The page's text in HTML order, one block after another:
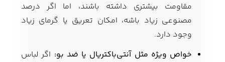
مقاومت بیشتری داشته باشند، اما اگر درصد
مصنوعی زیاد باشه، امکان تعریق یا گرمای زیاد
وجود دارد.
خواص ویژه مثل آنتی‌باکتریال یا ضد بو: اگر لباس